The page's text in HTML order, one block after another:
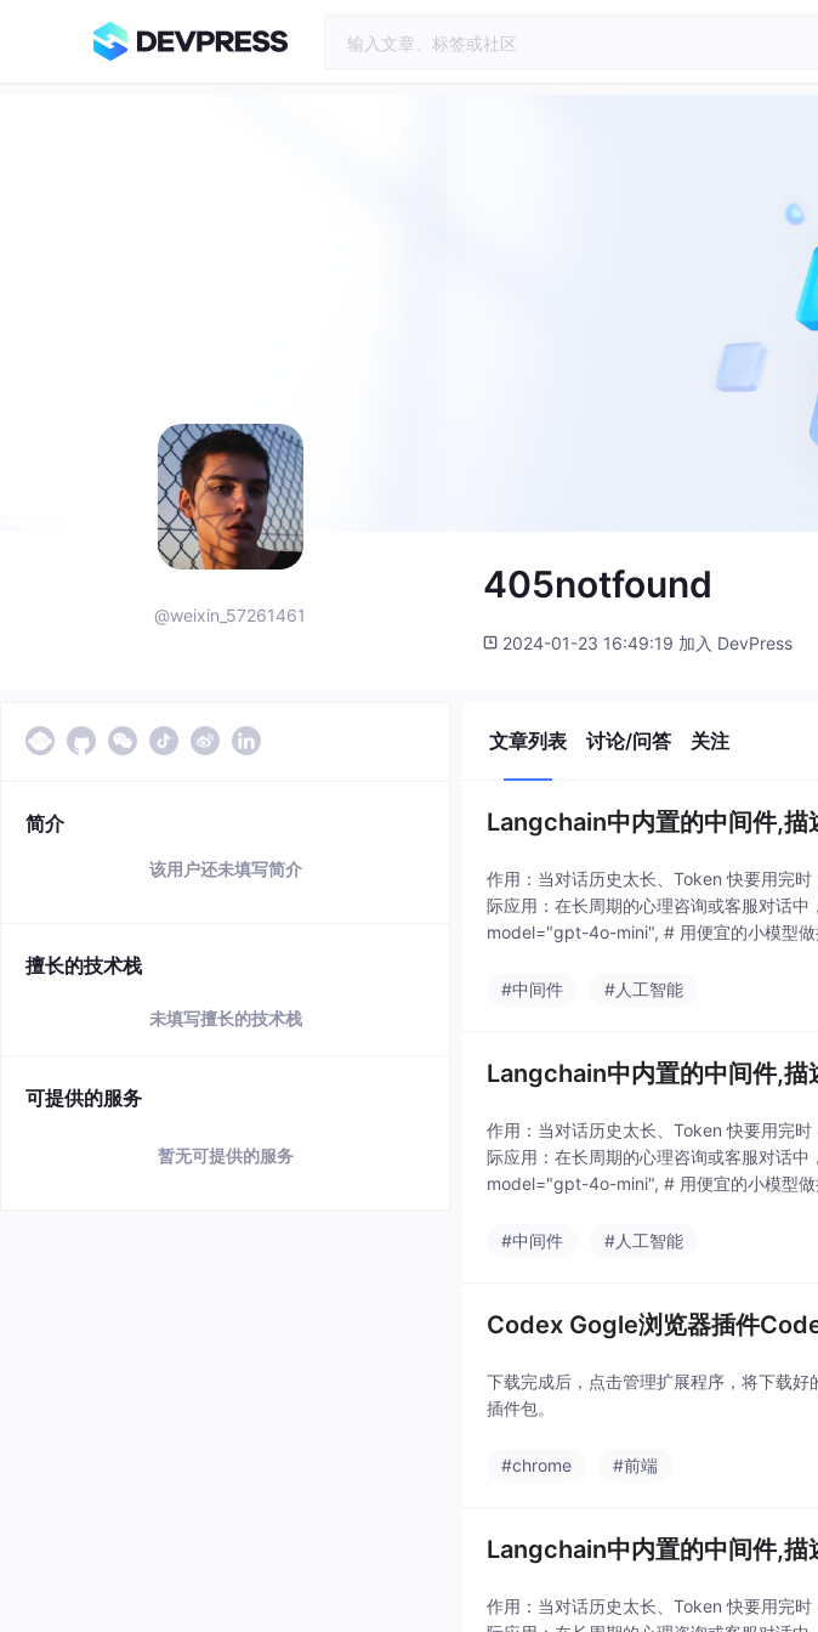
@weixin_57261461
405notfound
2024-01-23 16:49:19 加入 DevPress
简介
该用户还未填写简介
擅长的技术栈
未填写擅长的技术栈
可提供的服务
暂无可提供的服务
文章列表 讨论/问答 关注
Langchain中内置的中间件,描
作用：当对话历史太长、Token 快要用完
际应用：在长周期的心理咨询或客服对话
model="gpt-4o-mini", # 用便宜的小模型
#中间件 #人工智能
Langchain中内置的中间件,描
作用：当对话历史太长、Token 快要用完
际应用：在长周期的心理咨询或客服对话
model="gpt-4o-mini", # 用便宜的小模型
#中间件 #人工智能
Codex Gogle浏览器插件
下载完成后，点击管理扩展程序，将下载
插件包。
#chrome #前端
Langchain中内置的中间件,描
作用：当对话历史太长、Token 快要用完